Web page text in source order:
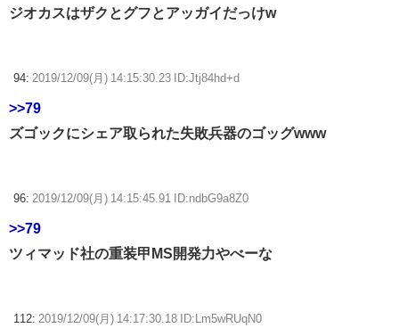
ジオカスはザクとグフとアッガイだっけw
94: 2019/12/09(月) 14:15:30.23 ID:Jtj84hd+d
>>79
ズゴックにシェア取られた失敗兵器のゴッグwww
96: 2019/12/09(月) 14:15:45.91 ID:ndbG9a8Z0
>>79
ツィマッド社の重装甲MS開発力やべーな
112: 2019/12/09(月) 14:17:30.18 ID:Lm5wRUqN0